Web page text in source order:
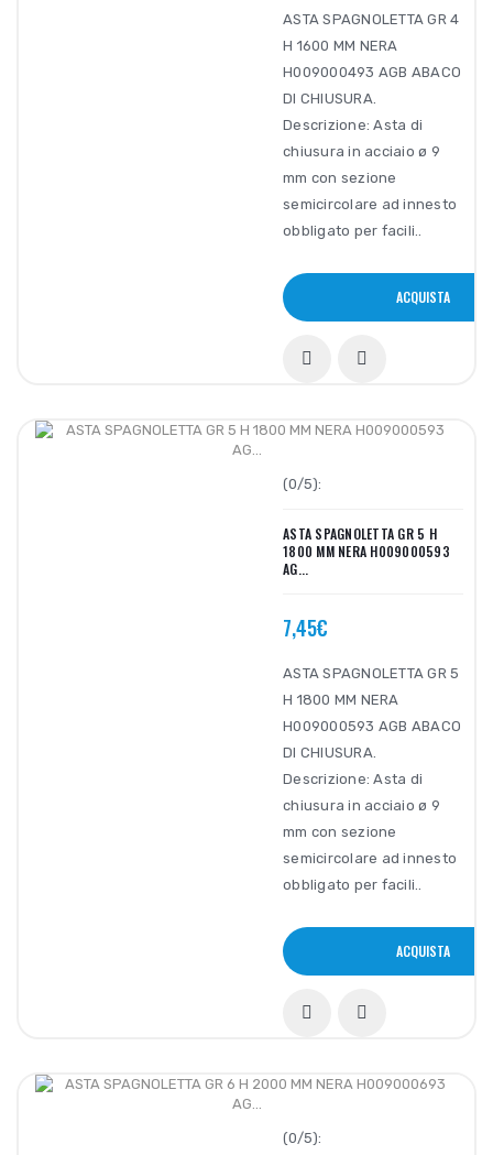
ASTA SPAGNOLETTA GR 4
H 1600 MM NERA
H009000493 AGB ABACO
DI CHIUSURA.
Descrizione: Asta di
chiusura in acciaio ø 9
mm con sezione
semicircolare ad innesto
obbligato per facili..
ACQUISTA
(0/5):
ASTA SPAGNOLETTA GR 5 H
1800 MM NERA H009000593
AG...
7,45€
ASTA SPAGNOLETTA GR 5
H 1800 MM NERA
H009000593 AGB ABACO
DI CHIUSURA.
Descrizione: Asta di
chiusura in acciaio ø 9
mm con sezione
semicircolare ad innesto
obbligato per facili..
ACQUISTA
(0/5):